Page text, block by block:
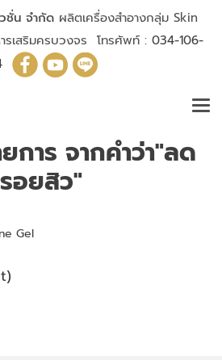
ชั่น จำกัด ผลิตเครื่องสำอางกลุ่ม Skin
เสริมครบวงจร โทรศัพท์ : 034-106-
การ จากคำว่า"ลด
รอยสิว"
Gel